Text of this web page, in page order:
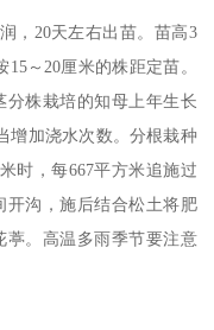
，20天左右出苗。苗高3
～20厘米的株距定苗。
分株栽培的知母上年生长
增加浇水次数。分根栽种
时，每667平方米追施过
开沟，施后结合松土将肥
葶。高温多雨季节要注意